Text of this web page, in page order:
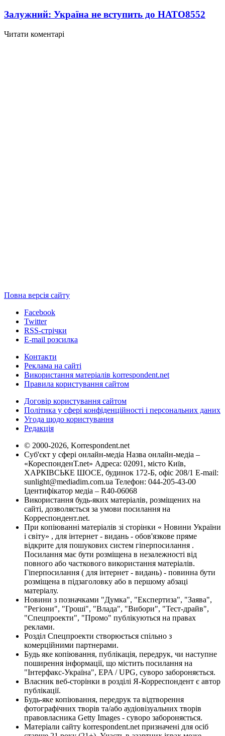
Залужний: Україна не вступить до НАТО8552
Читати коментарі
Повна версія сайту
Facebook
Twitter
RSS-стрічки
E-mail розсилка
Контакти
Реклама на сайті
Використання матеріалів korrespondent.net
Правила користування сайтом
Договір користування сайтом
Політика у сфері конфіденційності і персональних даних
Угода щодо користування
Редакція
© 2000-2026, Korrespondent.net
Суб'єкт у сфері онлайн-медіа Назва онлайн-медіа –
«КореспонденТ.net» Адреса: 02091, місто Київ,
ХАРКІВСЬКЕ ШОСЕ, будинок 172-Б, офіс 208/1 E-mail:
sunlight@mediadim.com.ua Телефон: 044-205-43-00
Ідентифікатор медіа – R40-06068
Використання будь-яких матеріалів, розміщених на
сайті, дозволяється за умови посилання на
Корреспондент.net.
При копіюванні матеріалів зі сторінки « Новини України
і світу» , для інтернет - видань - обов'язкове пряме
відкрите для пошукових систем гіперпосилання .
Посилання має бути розміщена в незалежності від
повного або часткового використання матеріалів.
Гіперпосилання ( для інтернет - видань) - повинна бути
розміщена в підзаголовку або в першому абзаці
матеріалу.
Новини з позначками "Думка", "Експертиза", "Заява",
"Регіони", "Гроші", "Влада", "Вибори", "Тест-драйв",
"Спецпроекти", "Промо" публікуються на правах
реклами.
Розділ Спецпроекти створюється спільно з
комерційними партнерами.
Будь яке копіювання, публікація, передрук, чи наступне
поширення інформації, що містить посилання на
"Інтерфакс-Україна", EPA / UPG, суворо забороняється.
Власник веб-сторінки в розділі Я-Корреспондент є автор
публікації.
Будь-яке копіювання, передрук та відтворення
фотографічних творів та/або аудіовізуальних творів
правовласника Getty Images - суворо забороняється.
Матеріали сайту korrespondent.net призначені для осіб